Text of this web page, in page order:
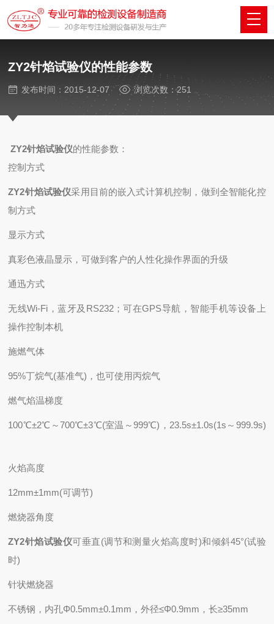
ZY2针焰试验仪的性能参数
发布时间：2015-12-07 浏览次数：251
ZY2针焰试验仪的性能参数：
控制方式
ZY2针焰试验仪采用目前的嵌入式计算机控制，做到全智能化控
制方式
显示方式
真彩色液晶显示，可做到客户的人性化操作界面的升级
通迅方式
无线Wi-Fi，蓝牙及RS232；可在GPS导航，智能手机等设备上
操作控制本机
施燃气体
95%丁烷气(基准气)，也可使用丙烷气
燃气焰温梯度
100℃±2℃～700℃±3℃(室温～999℃)，23.5s±1.0s(1s～999.9s)
火焰高度
12mm±1mm(可调节)
燃烧器角度
ZY2针焰试验仪可垂直(调节和测量火焰高度时)和倾斜45°(试验
时)
针状燃烧器
不锈钢，内孔Φ0.5mm±0.1mm，外径≤Φ0.9mm，长≥35mm